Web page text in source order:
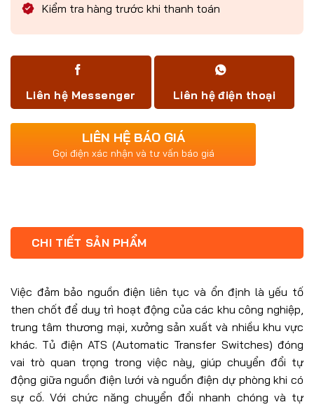
Kiểm tra hàng trước khi thanh toán
Liên hệ Messenger Liên hệ điện thoại
LIÊN HỆ BÁO GIÁ
Gọi điện xác nhận và tư vấn báo giá
CHI TIẾT SẢN PHẨM
Việc đảm bảo nguồn điện liên tục và ổn định là yếu tố
then chốt để duy trì hoạt động của các khu công nghiệp,
trung tâm thương mại, xưởng sản xuất và nhiều khu vực
khác. Tủ điện ATS (Automatic Transfer Switches) đóng
vai trò quan trọng trong việc này, giúp chuyển đổi tự
động giữa nguồn điện lưới và nguồn điện dự phòng khi có
sự cố. Với chức năng chuyển đổi nhanh chóng và tự